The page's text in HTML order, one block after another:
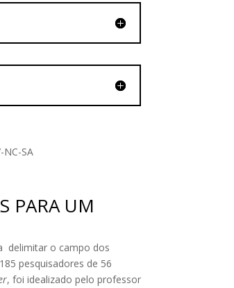
NC-SA
PARA UM
delimitar o campo dos
pesquisadores de 56
, foi idealizado pelo professor